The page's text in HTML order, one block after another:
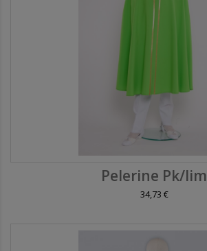
Pelerine Pk/lim
34,73 €